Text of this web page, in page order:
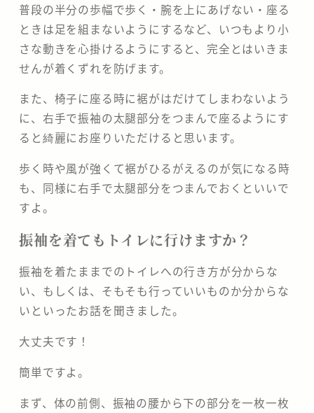
普段の半分の歩幅で歩く・腕を上にあげない・座る
ときは足を組まないようにするなど、いつもより小
さな動きを心掛けるようにすると、完全とはいきま
せんが着くずれを防げます。
また、椅子に座る時に裾がはだけてしまわないよう
に、右手で振袖の太腿部分をつまんで座るようにす
ると綺麗にお座りいただけると思います。
歩く時や風が強くて裾がひるがえるのが気になる時
も、同様に右手で太腿部分をつまんでおくといいで
すよ。
振袖を着てもトイレに行けますか？
振袖を着たままでのトイレへの行き方が分からな
い、もしくは、そもそも行っていいものか分からな
いといったお話を聞きました。
大丈夫です！
簡単ですよ。
まず、体の前側、振袖の腰から下の部分を一枚一枚